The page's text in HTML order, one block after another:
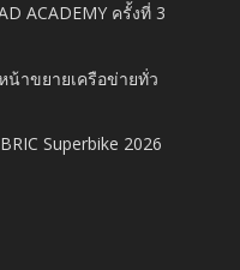
ACADEMY ครั้งที่ 3
น้าขยายเครือข่ายทั่ว
Superbike 2026